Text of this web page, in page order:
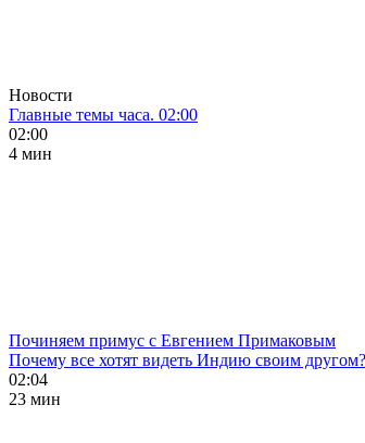
Новости
Главные темы часа. 02:00
02:00
4 мин
Починяем примус с Евгением Примаковым
Почему все хотят видеть Индию своим другом?
02:04
23 мин